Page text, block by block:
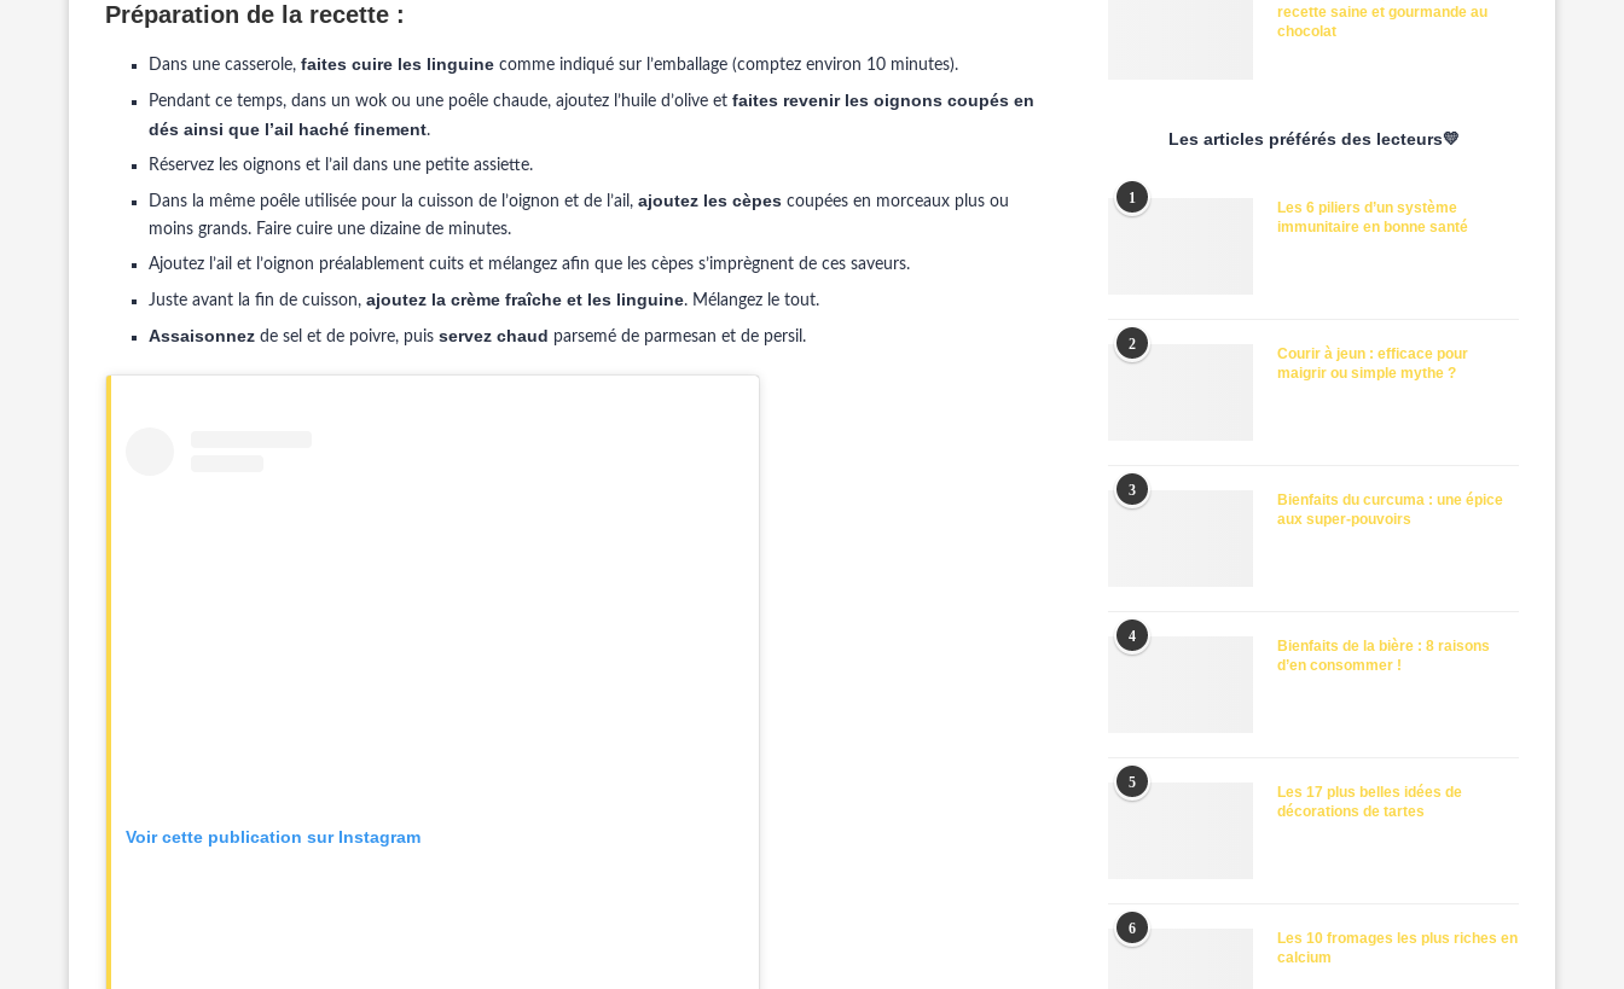
Préparation de la recette :
Dans une casserole, faites cuire les linguine comme indiqué sur l’emballage (comptez environ 10 minutes).
Pendant ce temps, dans un wok ou une poêle chaude, ajoutez l’huile d’olive et faites revenir les oignons coupés en
dés ainsi que l’ail haché finement.
Réservez les oignons et l’ail dans une petite assiette.
Dans la même poêle utilisée pour la cuisson de l’oignon et de l’ail, ajoutez les cèpes coupées en morceaux plus ou
moins grands. Faire cuire une dizaine de minutes.
Ajoutez l’ail et l’oignon préalablement cuits et mélangez afin que les cèpes s’imprègnent de ces saveurs.
Juste avant la fin de cuisson, ajoutez la crème fraîche et les linguine. Mélangez le tout.
Assaisonnez de sel et de poivre, puis servez chaud parsemé de parmesan et de persil.
Voir cette publication sur Instagram
recette saine et gourmande au
chocolat
Les articles préférés des lecteurs💛
1
Les 6 piliers d’un système
immunitaire en bonne santé
2
Courir à jeun : efficace pour
maigrir ou simple mythe ?
3
Bienfaits du curcuma : une épice
aux super-pouvoirs
4
Bienfaits de la bière : 8 raisons
d’en consommer !
5
Les 17 plus belles idées de
décorations de tartes
6
Les 10 fromages les plus riches en
calcium